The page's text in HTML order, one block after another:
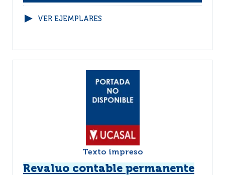
VER EJEMPLARES
Texto impreso
Revaluo contable permanente